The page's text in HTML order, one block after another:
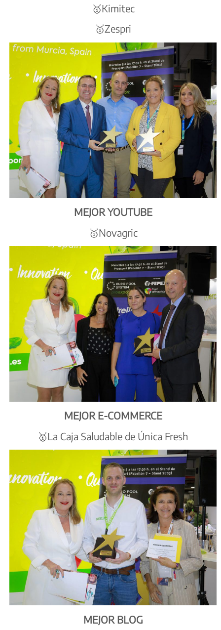
🥇Kimitec
🥇Zespri
MEJOR YOUTUBE
🥇Novagric
MEJOR E-COMMERCE
🥇La Caja Saludable de Única Fresh
MEJOR BLOG